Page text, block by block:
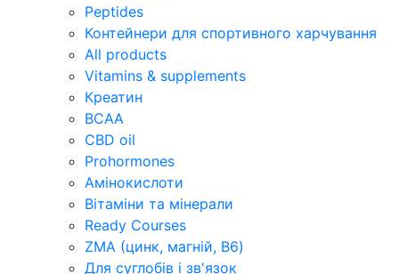
Peptides
Контейнери для спортивного харчування
All products
Vitamins & supplements
Креатин
BCAA
CBD oil
Prohormones
Амінокислоти
Вітаміни та мінерали
Ready Courses
ZMA (цинк, магній, В6)
Для суглобів і зв'язок